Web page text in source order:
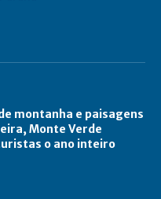
montanha e paisagens
Monte Verde
o ano inteiro